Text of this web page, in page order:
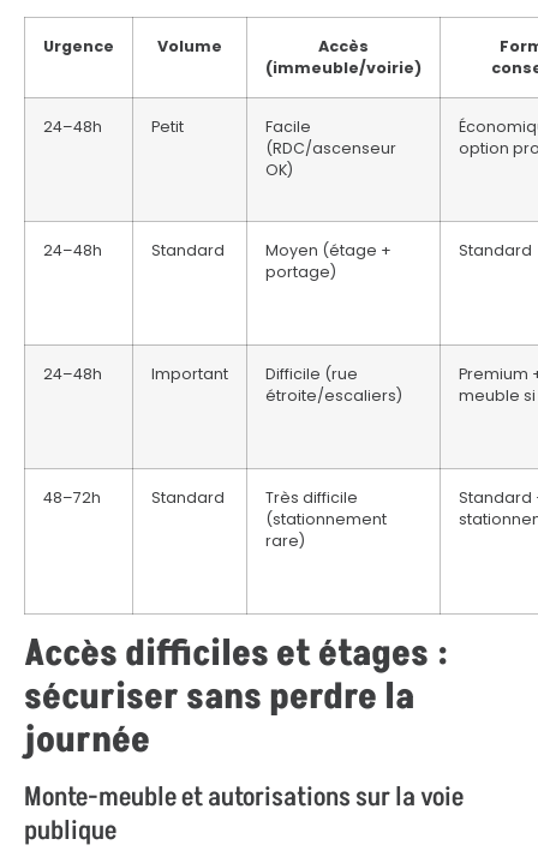
Urgence Volume
Accès
(immeuble/voirie)
24–48h Petit
Facile
(RDC/ascenseur
OK)
option
24–48h Standard
Moyen (étage +
portage)
Standard
24–48h Important
Difficile (rue
étroite/escaliers)
Premium
meuble
48–72h Standard
Très difficile
(stationnement
rare)
Standard
Accès difficiles et étages :
sécuriser sans perdre la
journée
Monte-meuble et autorisations sur la voie
publique